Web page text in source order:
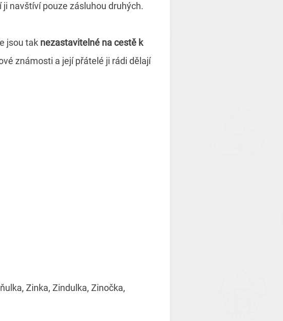
navštíví pouze zásluhou druhých.
jsou tak nezastavitelné na cestě k
známosti a její přátelé ji rádi dělají
Zinka, Zindulka, Zinočka,